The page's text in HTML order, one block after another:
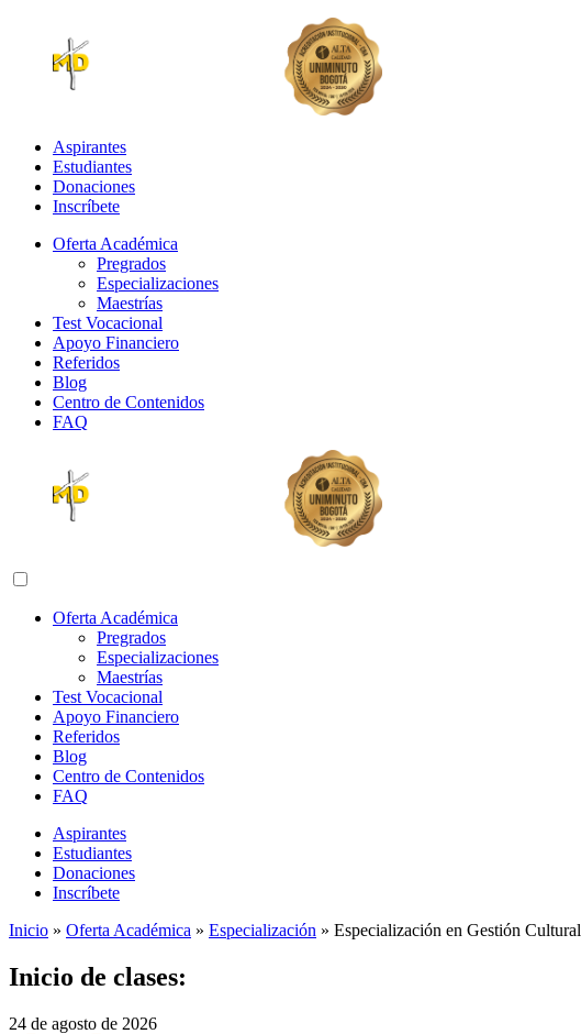
Aspirantes
Estudiantes
Donaciones
Inscríbete
Oferta Académica
Pregrados
Especializaciones
Maestrías
Test Vocacional
Apoyo Financiero
Referidos
Blog
Centro de Contenidos
FAQ
Abrir menú de navegación
Oferta Académica
Pregrados
Especializaciones
Maestrías
Test Vocacional
Apoyo Financiero
Referidos
Blog
Centro de Contenidos
FAQ
Aspirantes
Estudiantes
Donaciones
Inscríbete
Inicio » Oferta Académica » Especialización » Especialización en Gestión Cultural
Inicio de clases:
24 de agosto de 2026